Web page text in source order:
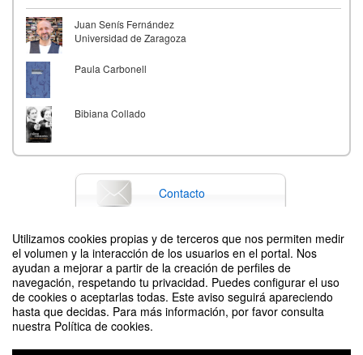
Utilizamos cookies propias y de terceros que nos permiten medir
el volumen y la interacción de los usuarios en el portal. Nos
ayudan a mejorar a partir de la creación de perfiles de
navegación, respetando tu privacidad. Puedes configurar el uso
de cookies o aceptarlas todas. Este aviso seguirá apareciendo
hasta que decidas. Para más información, por favor consulta
nuestra Política de cookies.
Juan Senís Fernández
Universidad de Zaragoza
Paula Carbonell
Bibiana Collado
Contacto
Difunde tu evento poniendo el siguiente código en tu sitio